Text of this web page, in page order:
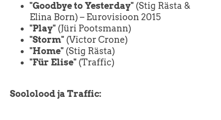
"Goodbye to Yesterday" (Stig Rästa &
Elina Born) – Eurovisioon 2015
"Play" (Jüri Pootsmann)
"Storm" (Victor Crone)
"Home" (Stig Rästa)
"Für Elise" (Traffic)
Soololood ja Traffic: